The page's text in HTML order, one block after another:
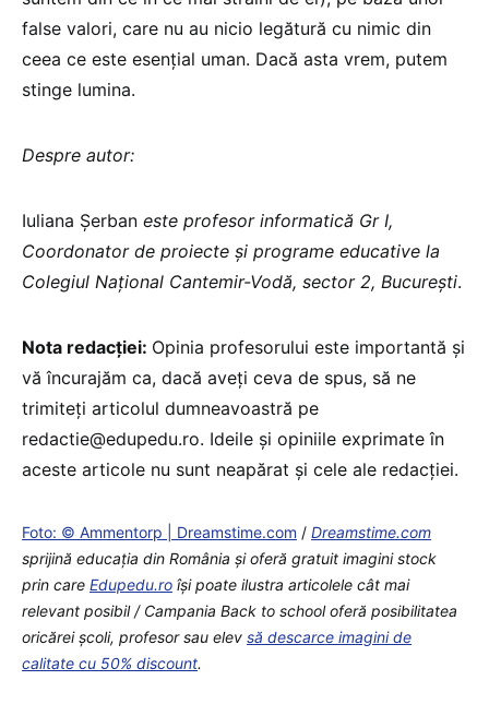
false valori, care nu au nicio legătură cu nimic din
ceea ce este esențial uman. Dacă asta vrem, putem
stinge lumina.
Despre autor:
Iuliana Șerban este profesor informatică Gr I,
Coordonator de proiecte și programe educative la
Colegiul Național Cantemir-Vodă, sector 2, București.
Nota redacției: Opinia profesorului este importantă și
vă încurajăm ca, dacă aveți ceva de spus, să ne
trimiteți articolul dumneavoastră pe
redactie@edupedu.ro. Ideile și opiniile exprimate în
aceste articole nu sunt neapărat și cele ale redacției.
Foto: © Ammentorp | Dreamstime.com / Dreamstime.com
sprijină educaţia din România şi oferă gratuit imagini stock
prin care Edupedu.ro îşi poate ilustra articolele cât mai
relevant posibil / Campania Back to school oferă posibilitatea
oricărei școli, profesor sau elev să descarce imagini de
calitate cu 50% discount.